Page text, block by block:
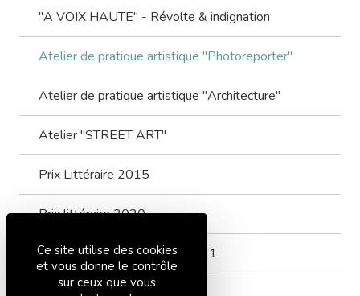
"A VOIX HAUTE" - Révolte & indignation
Atelier de pratique artistique "Photoreporter"
Atelier de pratique artistique "Architecture"
Atelier "STREET ART"
Prix Littéraire 2015
Prix littéraire 2020
Concours Bulles de cristal 2021
Ce site utilise des cookies
et vous donne le contrôle
sur ceux que vous